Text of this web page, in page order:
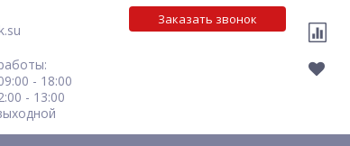
- 18:00
- 13:00
Заказать звонок